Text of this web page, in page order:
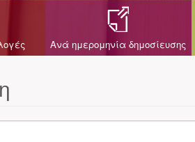
Ανά ημερομηνία δημοσίευσης